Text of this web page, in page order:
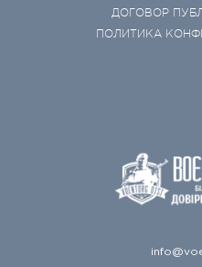
ДОГОВОР
ПОЛИТИКА